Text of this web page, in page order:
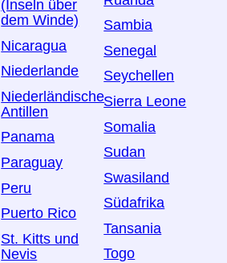
(Inseln über
dem Winde)
Nicaragua
Niederlande
Niederländische
Antillen
Panama
Paraguay
Peru
Puerto Rico
St. Kitts und
Nevis
Sambia
Senegal
Seychellen
Sierra Leone
Somalia
Sudan
Swasiland
Südafrika
Tansania
Togo